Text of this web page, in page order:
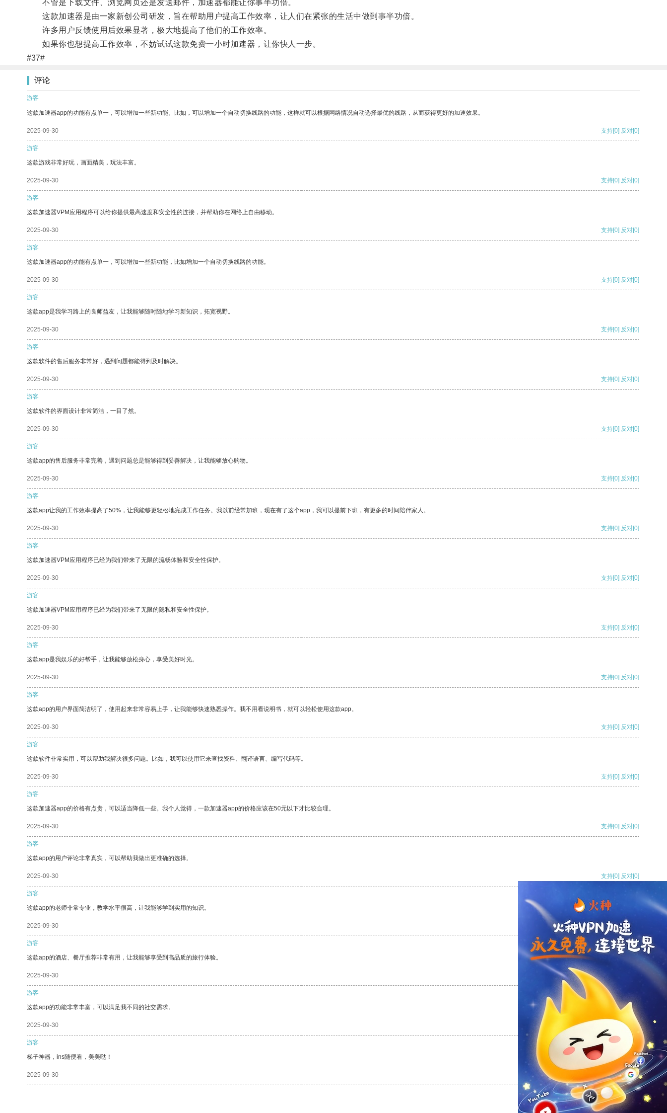
不管是下载文件、浏览网页还是发送邮件，加速器都能让你事半功倍。
这款加速器是由一家新创公司研发，旨在帮助用户提高工作效率，让人们在紧张的生活中做到事半功倍。
许多用户反馈使用后效果显著，极大地提高了他们的工作效率。
如果你也想提高工作效率，不妨试试这款免费一小时加速器，让你快人一步。
#37#
评论
游客
这款加速器app的功能有点单一，可以增加一些新功能。比如，可以增加一个自动切换线路的功能，这样就可以根据网络情况自动选择最优的线路，从而获得更好的加速效果。
2025-09-30 支持[0] 反对[0]
游客
这款游戏非常好玩，画面精美，玩法丰富。
2025-09-30 支持[0] 反对[0]
游客
这款加速器VPM应用程序可以给你提供最高速度和安全性的连接，并帮助你在网络上自由移动。
2025-09-30 支持[0] 反对[0]
游客
这款加速器app的功能有点单一，可以增加一些新功能，比如增加一个自动切换线路的功能。
2025-09-30 支持[0] 反对[0]
游客
这款app是我学习路上的良师益友，让我能够随时随地学习新知识，拓宽视野。
2025-09-30 支持[0] 反对[0]
游客
这款软件的售后服务非常好，遇到问题都能得到及时解决。
2025-09-30 支持[0] 反对[0]
游客
这款软件的界面设计非常简洁，一目了然。
2025-09-30 支持[0] 反对[0]
游客
这款app的售后服务非常完善，遇到问题总是能够得到妥善解决，让我能够放心购物。
2025-09-30 支持[0] 反对[0]
游客
这款app让我的工作效率提高了50%，让我能够更轻松地完成工作任务。我以前经常加班，现在有了这个app，我可以提前下班，有更多的时间陪伴家人。
2025-09-30 支持[0] 反对[0]
游客
这款加速器VPM应用程序已经为我们带来了无限的流畅体验和安全性保护。
2025-09-30 支持[0] 反对[0]
游客
这款加速器VPM应用程序已经为我们带来了无限的隐私和安全性保护。
2025-09-30 支持[0] 反对[0]
游客
这款app是我娱乐的好帮手，让我能够放松身心，享受美好时光。
2025-09-30 支持[0] 反对[0]
游客
这款app的用户界面简洁明了，使用起来非常容易上手，让我能够快速熟悉操作。我不用看说明书，就可以轻松使用这款app。
2025-09-30 支持[0] 反对[0]
游客
这款软件非常实用，可以帮助我解决很多问题。比如，我可以使用它来查找资料、翻译语言、编写代码等。
2025-09-30 支持[0] 反对[0]
游客
这款加速器app的价格有点贵，可以适当降低一些。我个人觉得，一款加速器app的价格应该在50元以下才比较合理。
2025-09-30 支持[0] 反对[0]
游客
这款app的用户评论非常真实，可以帮助我做出更准确的选择。
2025-09-30 支持[0] 反对[0]
游客
这款app的老师非常专业，教学水平很高，让我能够学到实用的知识。
2025-09-30 支持[0] 反对
游客
这款app的酒店、餐厅推荐非常有用，让我能够享受到高品质的旅行体验。
2025-09-30 支持
游客
这款app的功能非常丰富，可以满足我不同的社交需求。
2025-09-30 反对 [0]
游客
梯子神器，ins随便看，美美哒！
2025-09-30 支持[0] 反对[0]